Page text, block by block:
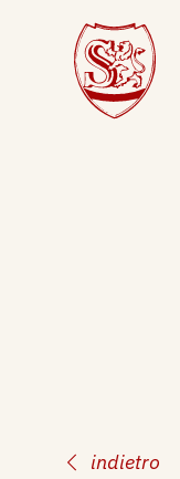
indietro